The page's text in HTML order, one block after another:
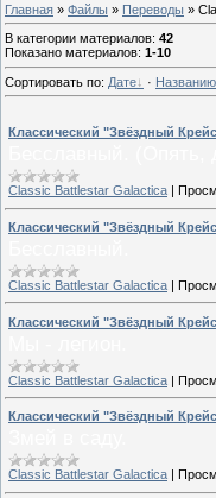
Главная » Файлы » Переводы »
В категории материалов: 42
Показано материалов: 1-10
Сортировать по: Дате · Названию
Классический "Звёздный
Classic Battlestar Galactica
Классический "Звёздный
Classic Battlestar Galactica |
Классический "Звёздный
Classic Battlestar Galactica |
Классический "Звёздный
Classic Battlestar Galactica